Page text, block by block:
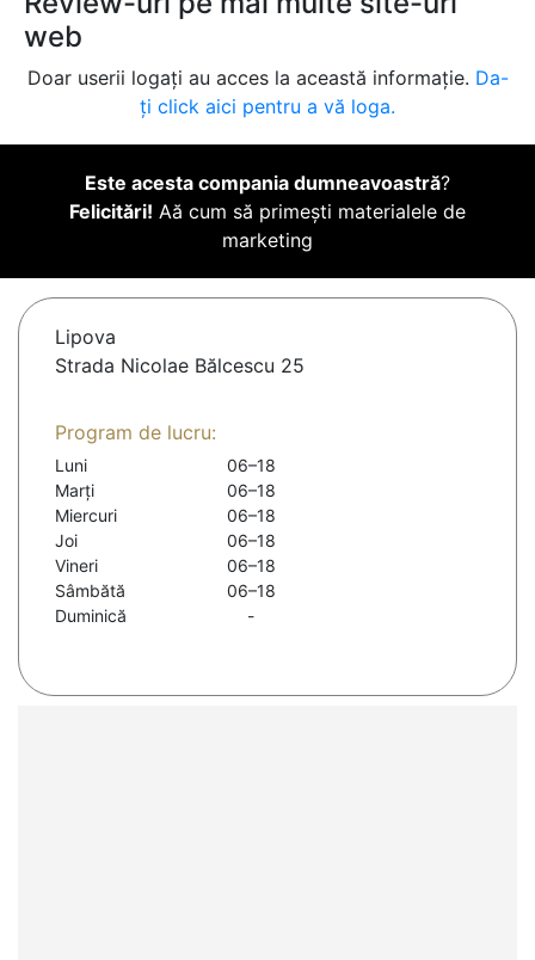
web
Doar userii logați au acces la această informație. Da-
ți click aici pentru a vă loga.
Este acesta compania dumneavoastră?
Felicitări! Aă cum să primești materialele de
marketing
Lipova
Strada Nicolae Bălcescu 25
Program de lucru:
Luni
06–18
Marți
06–18
Miercuri
06–18
Joi
06–18
Vineri
06–18
Sâmbătă
06–18
Duminică
-